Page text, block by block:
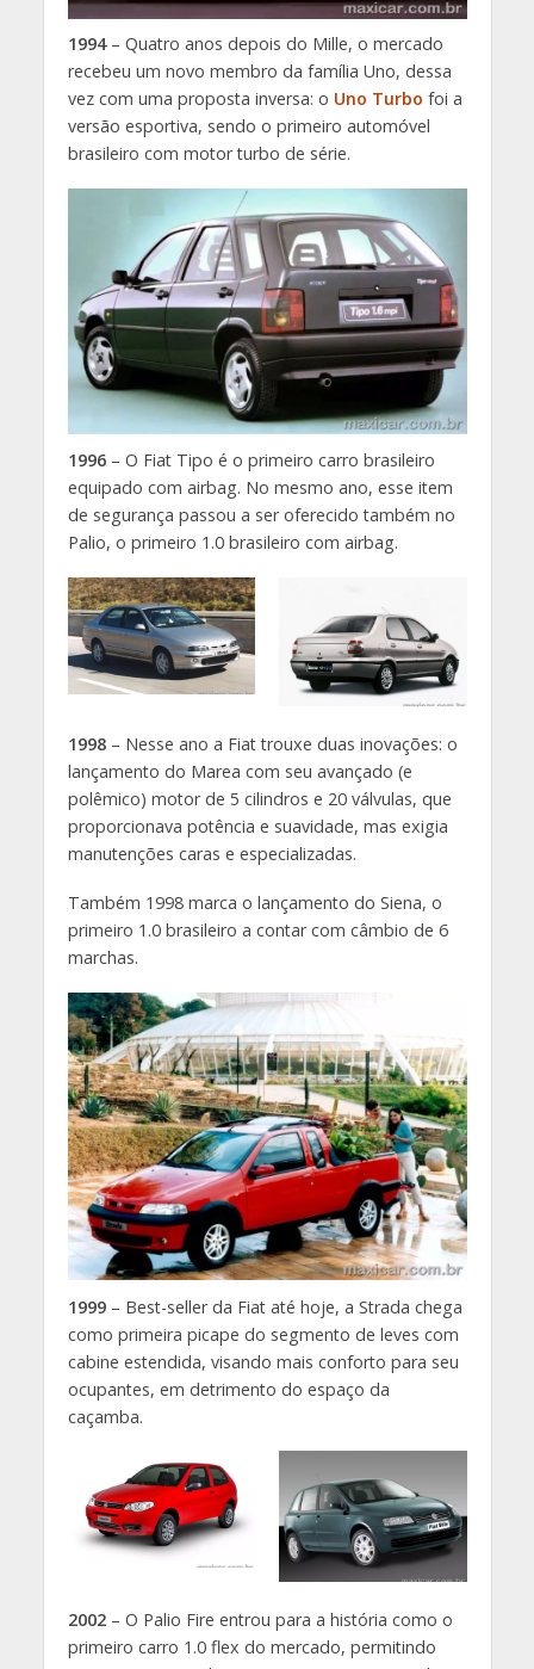
1994– Quatro anos depois do Mille, o mercado
recebeu um novo membro da família Uno, dessa
vez com uma proposta inversa: o Uno Turbo foi a
versão esportiva, sendo o primeiro automóvel
brasileiro com motor turbo de série.
1996– O Fiat Tipo é o primeiro carro brasileiro
equipado com airbag. No mesmo ano, esse item
de segurança passou a ser oferecido também no
Palio, o primeiro 1.0 brasileiro com airbag.
1998– Nesse ano a Fiat trouxe duas inovações: o
lançamento do Marea com seu avançado (e
polêmico) motor de 5 cilindros e 20 válvulas, que
proporcionava potência e suavidade, mas exigia
manutenções caras e especializadas.
Também 1998 marca o lançamento do Siena, o
primeiro 1.0 brasileiro a contar com câmbio de 6
marchas.
1999– Best-seller da Fiat até hoje, a Strada chega
como primeira picape do segmento de leves com
cabine estendida, visando mais conforto para seu
ocupantes, em detrimento do espaço da
caçamba.
2002– O Palio Fire entrou para a história como o
primeiro carro 1.0 flex do mercado, permitindo